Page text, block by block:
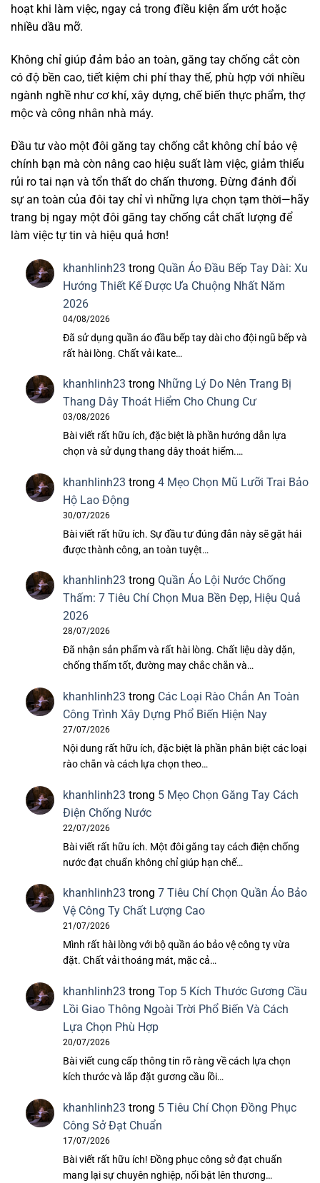
hoạt khi làm việc, ngay cả trong điều kiện ẩm ướt hoặc
nhiều dầu mỡ.
Không chỉ giúp đảm bảo an toàn, găng tay chống cắt còn
có độ bền cao, tiết kiệm chi phí thay thế, phù hợp với nhiều
ngành nghề như cơ khí, xây dựng, chế biến thực phẩm, thợ
mộc và công nhân nhà máy.
Đầu tư vào một đôi găng tay chống cắt không chỉ bảo vệ
chính bạn mà còn nâng cao hiệu suất làm việc, giảm thiểu
rủi ro tai nạn và tổn thất do chấn thương. Đừng đánh đổi
sự an toàn của đôi tay chỉ vì những lựa chọn tạm thời—hãy
trang bị ngay một đôi găng tay chống cắt chất lượng để
làm việc tự tin và hiệu quả hơn!
khanhlinh23 trong Quần Áo Đầu Bếp Tay Dài: Xu
Hướng Thiết Kế Được Ưa Chuộng Nhất Năm
2026
04/08/2026
Đã sử dụng quần áo đầu bếp tay dài cho đội ngũ bếp và
rất hài lòng. Chất vải kate…
khanhlinh23 trong Những Lý Do Nên Trang Bị
Thang Dây Thoát Hiểm Cho Chung Cư
03/08/2026
Bài viết rất hữu ích, đặc biệt là phần hướng dẫn lựa
chọn và sử dụng thang dây thoát hiểm.…
khanhlinh23 trong 4 Mẹo Chọn Mũ Lưỡi Trai Bảo
Hộ Lao Động
30/07/2026
Bài viết rất hữu ích. Sự đầu tư đúng đắn này sẽ gặt hái
được thành công, an toàn tuyệt…
khanhlinh23 trong Quần Áo Lội Nước Chống
Thấm: 7 Tiêu Chí Chọn Mua Bền Đẹp, Hiệu Quả
2026
28/07/2026
Đã nhận sản phẩm và rất hài lòng. Chất liệu dày dặn,
chống thấm tốt, đường may chắc chắn và…
khanhlinh23 trong Các Loại Rào Chắn An Toàn
Công Trình Xây Dựng Phổ Biến Hiện Nay
27/07/2026
Nội dung rất hữu ích, đặc biệt là phần phân biệt các loại
rào chắn và cách lựa chọn theo…
khanhlinh23 trong 5 Mẹo Chọn Găng Tay Cách
Điện Chống Nước
22/07/2026
Bài viết rất hữu ích. Một đôi găng tay cách điện chống
nước đạt chuẩn không chỉ giúp hạn chế…
khanhlinh23 trong 7 Tiêu Chí Chọn Quần Áo Bảo
Vệ Công Ty Chất Lượng Cao
21/07/2026
Mình rất hài lòng với bộ quần áo bảo vệ công ty vừa
đặt. Chất vải thoáng mát, mặc cả…
khanhlinh23 trong Top 5 Kích Thước Gương Cầu
Lồi Giao Thông Ngoài Trời Phổ Biến Và Cách
Lựa Chọn Phù Hợp
20/07/2026
Bài viết cung cấp thông tin rõ ràng về cách lựa chọn
kích thước và lắp đặt gương cầu lồi…
khanhlinh23 trong 5 Tiêu Chí Chọn Đồng Phục
Công Sở Đạt Chuẩn
17/07/2026
Bài viết rất hữu ích! Đồng phục công sở đạt chuẩn
mang lại sự chuyên nghiệp, nổi bật lên thương…